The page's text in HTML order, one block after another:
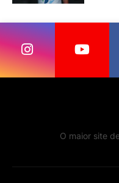
O maior site